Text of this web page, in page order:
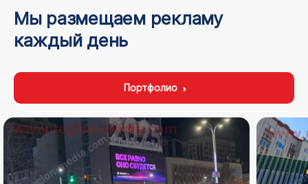
Мы размещаем рекламу
каждый день
Портфолио